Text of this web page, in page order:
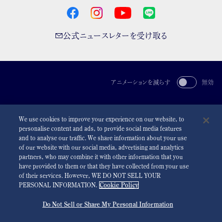
公式ニュースレターを受け取る
アニメーションを減らす 無効
アクセシビリティ
©2026 Seiko Watch Corporation
We use cookies to improve your experience on our website, to
personalise content and ads, to provide social media features
and to analyse our traffic. We share information about your use
of our website with our social media, advertising and analytics
partners, who may combine it with other information that you
have provided to them or that they have collected from your use
of their services. However, WE DO NOT SELL YOUR
PERSONAL INFORMATION. Cookie Policy
Do Not Sell or Share My Personal Information